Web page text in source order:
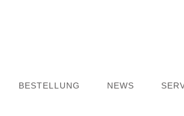
BESTELLUNG NEWS